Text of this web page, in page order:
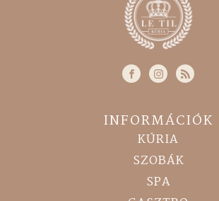
INFORMÁCIÓK
KÚRIA
SZOBÁK
SPA